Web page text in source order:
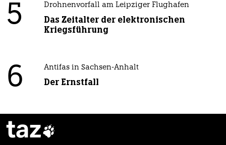
5 Drohnenvorfall am Leipziger Flughafen
Das Zeitalter der elektronischen
Kriegsführung
6 Antifas in Sachsen-Anhalt
Der Ernstfall
taz